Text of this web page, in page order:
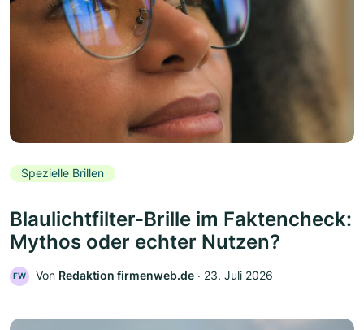
Spezielle Brillen
Blaulichtfilter-Brille im Faktencheck:
Mythos oder echter Nutzen?
FW Von Redaktion firmenweb.de ‧ 23. Juli 2026